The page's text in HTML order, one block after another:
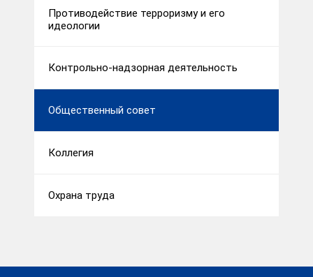
Противодействие терроризму и его
идеологии
Контрольно-надзорная деятельность
Общественный совет
Коллегия
Охрана труда